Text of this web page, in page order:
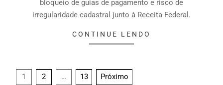
bloqueio de guias de pagamento e risco de
irregularidade cadastral junto à Receita Federal.
CONTINUE LENDO
1 2 … 13 Próximo